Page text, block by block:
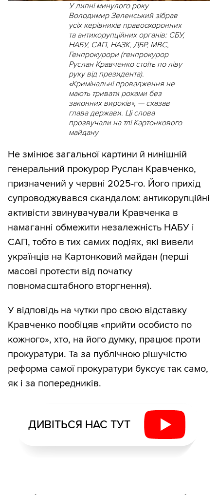
У липні минулого року
Володимир Зеленський зібрав
усіх керівників правоохоронних
та антикорупційних органів: СБУ,
НАБУ, САП, НАЗК, ДБР, МВС,
Генпрокурори (генпрокурор
Руслан Кравченко стоїть по ліву
руку від президента).
«Кримінальні провадження не
мають тривати роками без
законних вироків», — сказав
глава держави. Ці слова
прозвучали на тлі Картонкового
майдану
Не змінює загальної картини й нинішній
генеральний прокурор Руслан Кравченко,
призначений у червні 2025-го. Його прихід
супроводжувався скандалом: антикорупційні
активісти звинувачували Кравченка в
намаганні обмежити незалежність НАБУ і
САП, тобто в тих самих подіях, які вивели
українців на Картонковий майдан (перші
масові протести від початку
повномасштабного вторгнення).
У відповідь на чутки про свою відставку
Кравченко пообіцяв «прийти особисто по
кожного», хто, на його думку, працює проти
прокуратури. Та за публічною рішучістю
реформа самої прокуратури буксує так само,
як і за попередників.
ДИВІТЬСЯ НАС ТУТ